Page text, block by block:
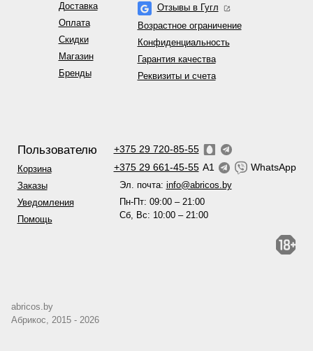
Доставка
Оплата
Скидки
Магазин
Бренды
Отзывы в Гугл
Возрастное ограничение
Конфиденциальность
Гарантия качества
Реквизиты и счета
Пользователю
Корзина
Заказы
Уведомления
Помощь
+375 29 720-85-55
+375 29 661-45-55 A1 WhatsApp
Эл. почта: info@abricos.by
Пн-Пт: 09:00 – 21:00
Сб, Вс: 10:00 – 21:00
abricos.by
Абрикос, 2015 - 2026